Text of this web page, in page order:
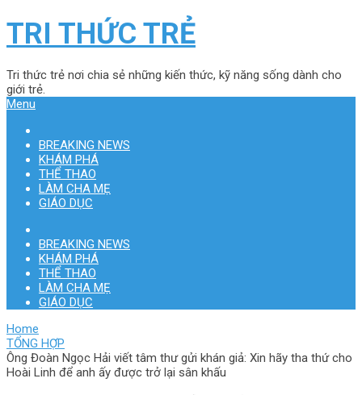
TRI THỨC TRẺ
Tri thức trẻ nơi chia sẻ những kiến thức, kỹ năng sống dành cho
giới trẻ.
Menu
BREAKING NEWS
KHÁM PHÁ
THỂ THAO
LÀM CHA MẸ
GIÁO DỤC
BREAKING NEWS
KHÁM PHÁ
THỂ THAO
LÀM CHA MẸ
GIÁO DỤC
Home
TỔNG HỢP
Ông Đoàn Ngọc Hải viết tâm thư gửi khán giả: Xin hãy tha thứ cho
Hoài Linh để anh ấy được trở lại sân khấu